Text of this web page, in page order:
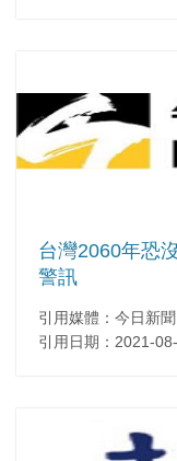
台灣2060年恐
警訊
引用媒體：今日新聞
引用日期：2021-